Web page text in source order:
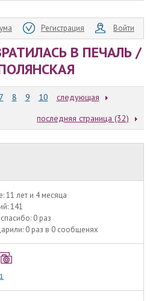
Регистрация Войти
В ПЕЧАЛЬ /
7 8 9 10
следующая
последняя страница (32)
11 лет и 4 месяца
141
0 раз
0 раз в 0 сообщенях